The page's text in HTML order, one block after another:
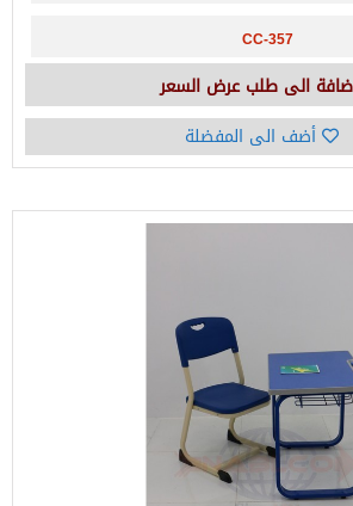
CC-357
الى طلب عرض السعر
أضف الى المفضلة